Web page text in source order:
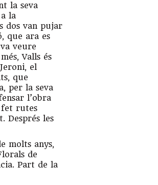
la seva
la
dos van pujar
que ara es
veure
Valls és
el
que
per la seva
l’obra
fet rutes
Després les
molts anys,
de
Part de la